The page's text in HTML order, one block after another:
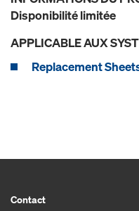
Disponibilité limitée
APPLICABLE AUX
Replacement
Contact